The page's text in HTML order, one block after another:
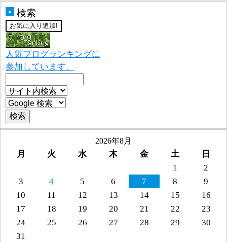
▲ 検索
人気ブログランキングに
参加しています。
2026年8月
月 火 水 木 金 土
日
1
2
3
4 5 6 7 8
9
10
11 12 13 14 15
16
17
18 19 20 21 22
23
24
25 26 27 28 29
30
31